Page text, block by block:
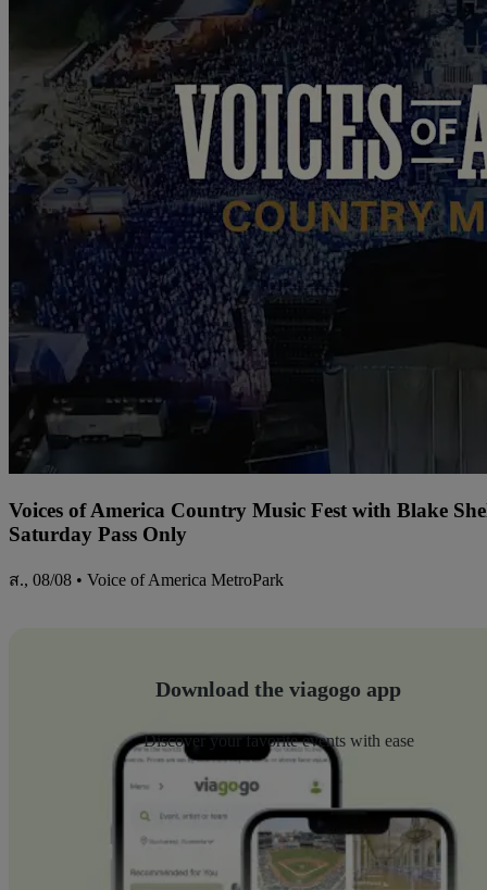
Voices of America Country Music Fest with Blake
Saturday Pass Only
ส., 08/08 • Voice of America MetroPark
Download the viagogo app
Discover your favorite events with ease